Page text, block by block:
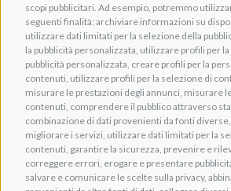
scopi pubblicitari. Ad esempio, potremmo
seguenti finalità: archiviare informazioni su
utilizzare dati limitati per la selezione della
la pubblicità personalizzata, utilizzare profili per
pubblicità personalizzata, creare profili per la
contenuti, utilizzare profili per la selezione di
misurare le prestazioni degli annunci, misurare
contenuti, comprendere il pubblico attraverso
combinazione di dati provenienti da fonti
migliorare i servizi, utilizzare dati limitati per la
contenuti, garantire la sicurezza, prevenire e
correggere errori, erogare e presentare
salvare e comunicare le scelte sulla privacy,
LUMA LUM-A20-WMB-
angolare a parete
Turret o Dome nero
Cod. TSOR000371